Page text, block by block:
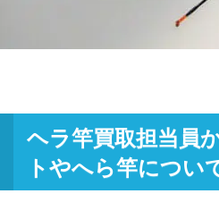
ヘラ竿買取担当員
トやへら竿につい